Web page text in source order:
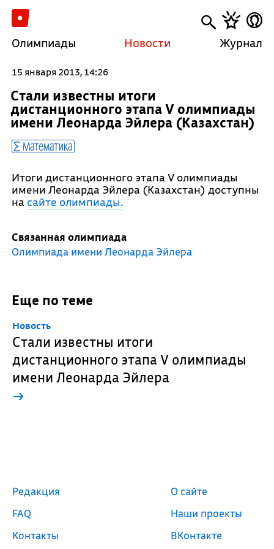
Олимпиады Новости Журнал
15 января 2013, 14:26
Стали известны итоги
дистанционного этапа V олимпиады
имени Леонарда Эйлера (Казахстан)
Математика
Итоги дистанционного этапа V олимпиады
имени Леонарда Эйлера (Казахстан) доступны
на сайте олимпиады.
Связанная олимпиада
Олимпиада имени Леонарда Эйлера
Еще по теме
Новость
Стали известны итоги
дистанционного этапа V олимпиады
имени Леонарда Эйлера
→
Редакция
FAQ
Контакты
О сайте
Наши проекты
ВКонтакте